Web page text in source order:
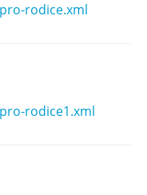
rodice.xml
rodice1.xml